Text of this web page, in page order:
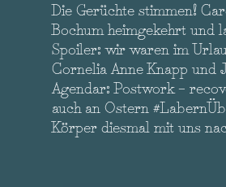
Die Gerüchte stimmen!
Bochum heimgekehrt und
Spoiler: wir waren im
Cornelia Anne Knapp und
Agendar: Postwork –
auch an Ostern
Körper diesmal mit uns